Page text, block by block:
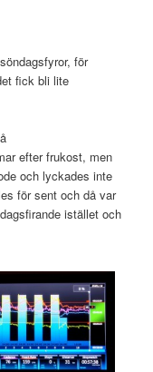
för
fick bli lite
efter frukost, men
och lyckades inte
för sent och då var
istället och